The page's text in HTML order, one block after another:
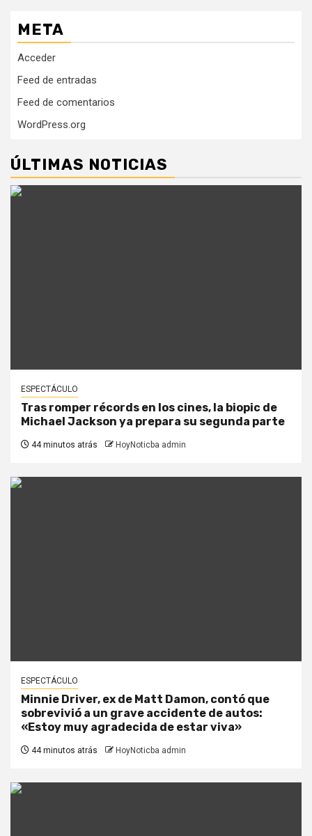
META
Acceder
Feed de entradas
Feed de comentarios
WordPress.org
ÚLTIMAS NOTICIAS
ESPECTÁCULO
Tras romper récords en los cines, la biopic de
Michael Jackson ya prepara su segunda parte
44 minutos atrás HoyNoticba admin
ESPECTÁCULO
Minnie Driver, ex de Matt Damon, contó que
sobrevivió a un grave accidente de autos:
«Estoy muy agradecida de estar viva»
44 minutos atrás HoyNoticba admin